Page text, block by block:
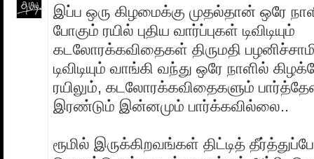
இப்ப ஒரு கிழமைக்கு முதல்தான் ஒரே
போகும் ரயில் புதிய வார்ப்புகள் டிவிடியும்
கடலோரக்கவிதைகள் திருமதி
டிவிடியும் வாங்கி வந்து ஒரே நாளில்
ரயிலும், கடலோரக்கவிதைகளும்
இரண்டும் இன்னமும் பார்க்கவில்லை..
ரூமில் இருக்கிறவங்கள் திட்டித்